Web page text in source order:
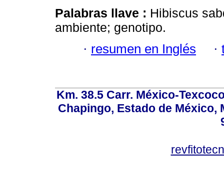
Palabras llave : Hibiscus
ambiente; genotipo.
· resumen en Inglés ·
Km. 38.5 Carr. México-
Chapingo, Estado de México,